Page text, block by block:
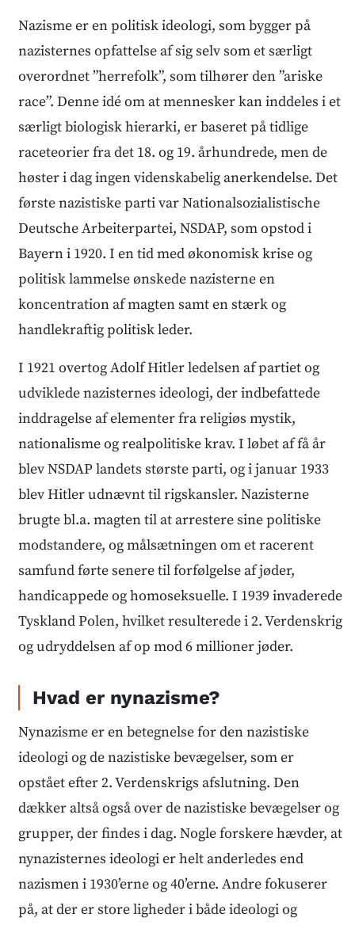
Nazisme er en politisk ideologi, som bygger på
nazisternes opfattelse af sig selv som et særligt
overordnet ”herrefolk”, som tilhører den ”ariske
race”. Denne idé om at mennesker kan inddeles i et
særligt biologisk hierarki, er baseret på tidlige
raceteorier fra det 18. og 19. århundrede, men de
høster i dag ingen videnskabelig anerkendelse. Det
første nazistiske parti var Nationalsozialistische
Deutsche Arbeiterpartei, NSDAP, som opstod i
Bayern i 1920. I en tid med økonomisk krise og
politisk lammelse ønskede nazisterne en
koncentration af magten samt en stærk og
handlekraftig politisk leder.
I 1921 overtog Adolf Hitler ledelsen af partiet og
udviklede nazisternes ideologi, der indbefattede
inddragelse af elementer fra religiøs mystik,
nationalisme og realpolitiske krav. I løbet af få år
blev NSDAP landets største parti, og i januar 1933
blev Hitler udnævnt til rigskansler. Nazisterne
brugte bl.a. magten til at arrestere sine politiske
modstandere, og målsætningen om et racerent
samfund førte senere til forfølgelse af jøder,
handicappede og homoseksuelle. I 1939 invaderede
Tyskland Polen, hvilket resulterede i 2. Verdenskrig
og udryddelsen af op mod 6 millioner jøder.
Hvad er nynazisme?
Nynazisme er en betegnelse for den nazistiske
ideologi og de nazistiske bevægelser, som er
opstået efter 2. Verdenskrigs afslutning. Den
dækker altså også over de nazistiske bevægelser og
grupper, der findes i dag. Nogle forskere hævder, at
nynazisternes ideologi er helt anderledes end
nazismen i 1930’erne og 40’erne. Andre fokuserer
på, at der er store ligheder i både ideologi og